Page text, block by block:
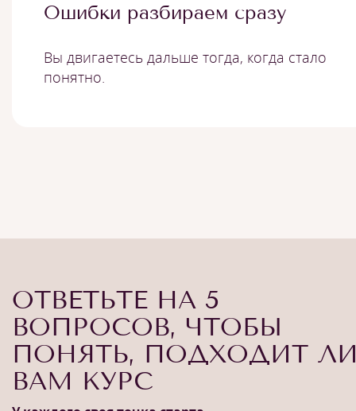
Ошибки разбираем сразу
Вы двигаетесь дальше тогда, когда стало
понятно.
ОТВЕТЬТЕ НА 5
ВОПРОСОВ, ЧТОБЫ
ПОНЯТЬ, ПОДХОДИТ
ВАМ КУРС